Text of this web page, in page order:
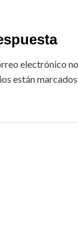
electrónico
están